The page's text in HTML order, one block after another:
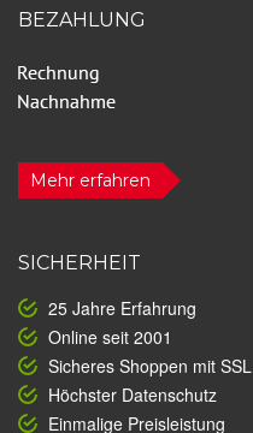
BEZAHLUNG
Mehr erfahren
SICHERHEIT
25 Jahre Erfahrung
Online seit 2001
Sicheres Shoppen mit SSL
Höchster Datenschutz
Einmalige Preisleistung